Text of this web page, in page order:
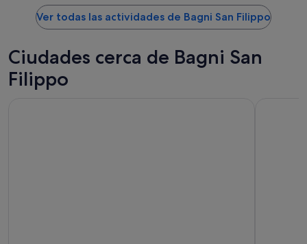
Ver todas las actividades de Bagni San Filippo
Ciudades cerca de Bagni San
Filippo